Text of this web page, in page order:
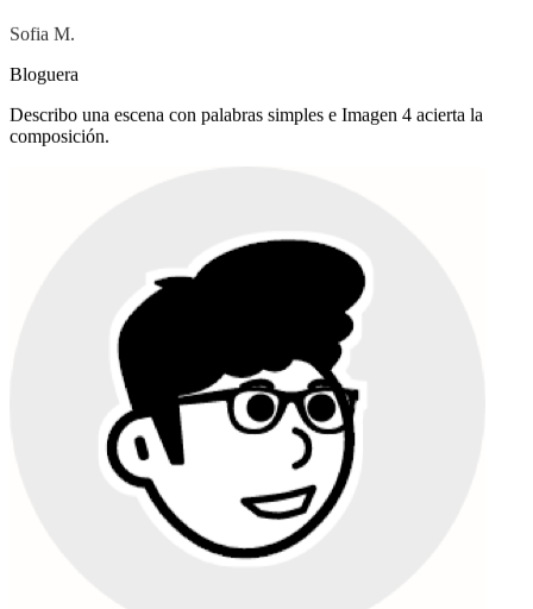
Sofia M.
Bloguera
Describo una escena con palabras simples e Imagen 4 acierta la